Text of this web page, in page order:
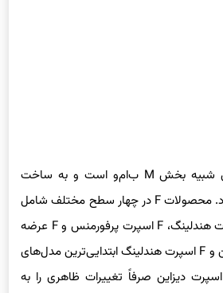
بخش F لکسوس چیزی شبیه بخش M ب‌ام‌و است و به ساخت
مدل‌های اسپرت می‌پردازد. محصولات F در چهار سطح مختلف شامل
F اسپرت دیزاین، F اسپرت هندلینگ، F اسپرت پرفورمنس و F عرضه
می‌شوند. F اسپرت دیزاین و F اسپرت هندلینگ ابتدایی‌ترین مدل‌های
این خانواده هستند. F اسپرت دیزاین صرفاً تغییرات ظاهری را به